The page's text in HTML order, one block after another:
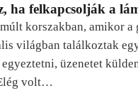
ha felkapcsolják a
korszakban, amikor a
világban találkoztak
üzenetet
volt…